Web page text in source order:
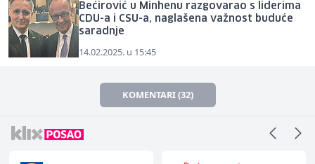
Bećirović u Minhenu razgovarao s liderima
CDU-a i CSU-a, naglašena važnost buduće
saradnje
14.02.2025. u 15:45
KOMENTARI (32)